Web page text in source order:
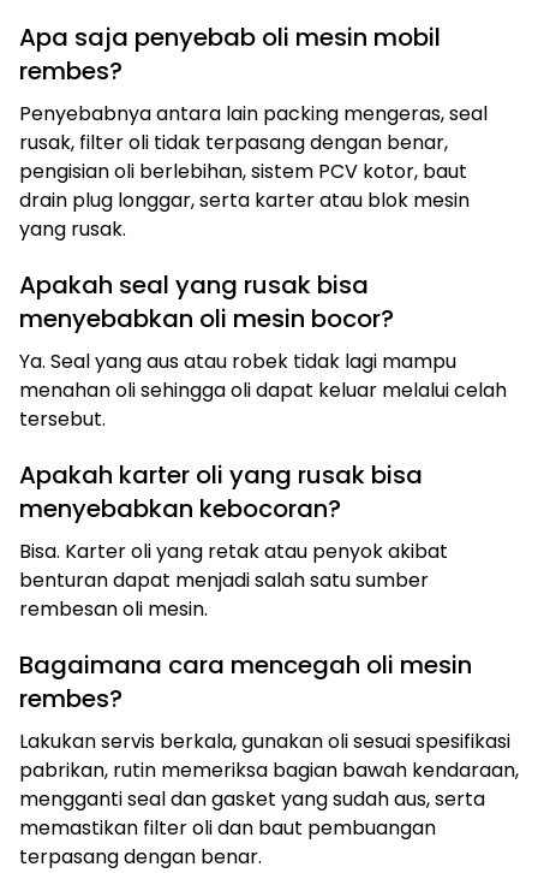
Apa saja penyebab oli mesin mobil
rembes?
Penyebabnya antara lain packing mengeras, seal
rusak, filter oli tidak terpasang dengan benar,
pengisian oli berlebihan, sistem PCV kotor, baut
drain plug longgar, serta karter atau blok mesin
yang rusak.
Apakah seal yang rusak bisa
menyebabkan oli mesin bocor?
Ya. Seal yang aus atau robek tidak lagi mampu
menahan oli sehingga oli dapat keluar melalui celah
tersebut.
Apakah karter oli yang rusak bisa
menyebabkan kebocoran?
Bisa. Karter oli yang retak atau penyok akibat
benturan dapat menjadi salah satu sumber
rembesan oli mesin.
Bagaimana cara mencegah oli mesin
rembes?
Lakukan servis berkala, gunakan oli sesuai spesifikasi
pabrikan, rutin memeriksa bagian bawah kendaraan,
mengganti seal dan gasket yang sudah aus, serta
memastikan filter oli dan baut pembuangan
terpasang dengan benar.